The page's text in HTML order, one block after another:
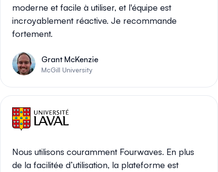
moderne et facile à utiliser, et l'équipe est
incroyablement réactive. Je recommande
fortement.
Grant McKenzie
McGill University
Nous utilisons couramment Fourwaves. En plus
de la facilitée d’utilisation, la plateforme est